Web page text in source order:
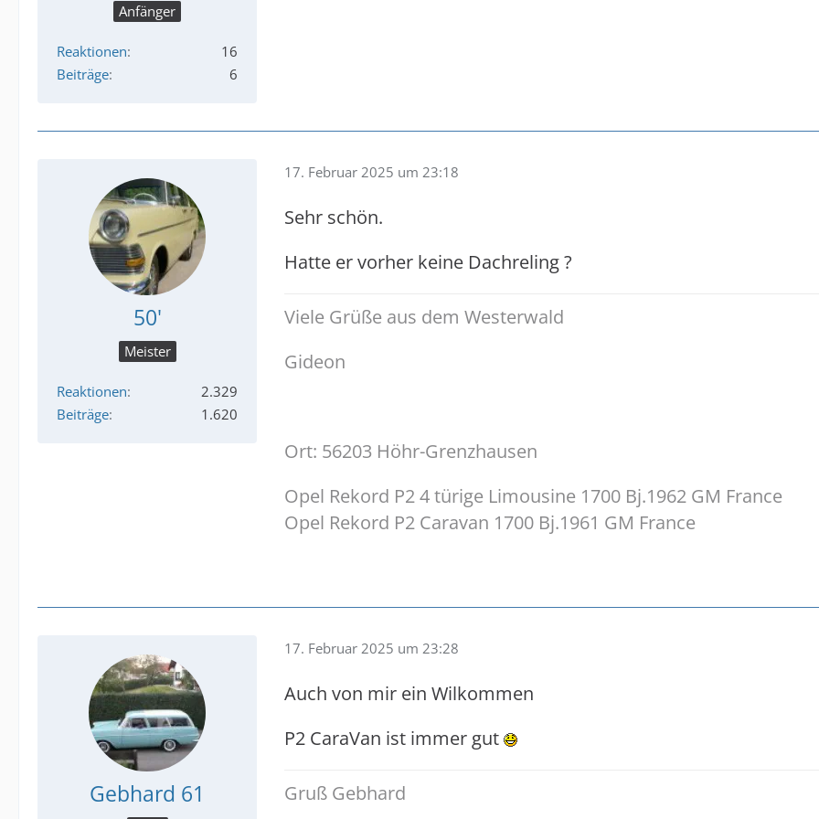
Anfänger
Reaktionen
16
Beiträge
6
50'
Meister
Reaktionen
2.329
Beiträge
1.620
17. Februar 2025 um 23:18
Sehr schön.
Hatte er vorher keine Dachreling ?
Viele Grüße aus dem Westerwald
Gideon
Ort: 56203 Höhr-Grenzhausen
Opel Rekord P2 4 türige Limousine 1700 Bj.1962 GM France
Opel Rekord P2 Caravan 1700 Bj.1961 GM France
Gebhard 61
17. Februar 2025 um 23:28
Auch von mir ein Wilkommen
P2 CaraVan ist immer gut
Gruß Gebhard